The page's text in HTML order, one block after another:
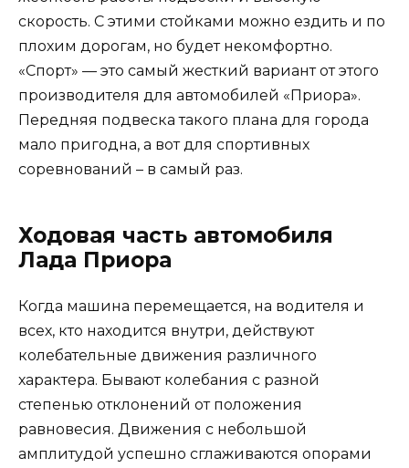
скорость. С этими стойками можно ездить и по
плохим дорогам, но будет некомфортно.
«Спорт» — это самый жесткий вариант от этого
производителя для автомобилей «Приора».
Передняя подвеска такого плана для города
мало пригодна, а вот для спортивных
соревнований – в самый раз.
Ходовая часть автомобиля
Лада Приора
Когда машина перемещается, на водителя и
всех, кто находится внутри, действуют
колебательные движения различного
характера. Бывают колебания с разной
степенью отклонений от положения
равновесия. Движения с небольшой
амплитудой успешно сглаживаются опорами